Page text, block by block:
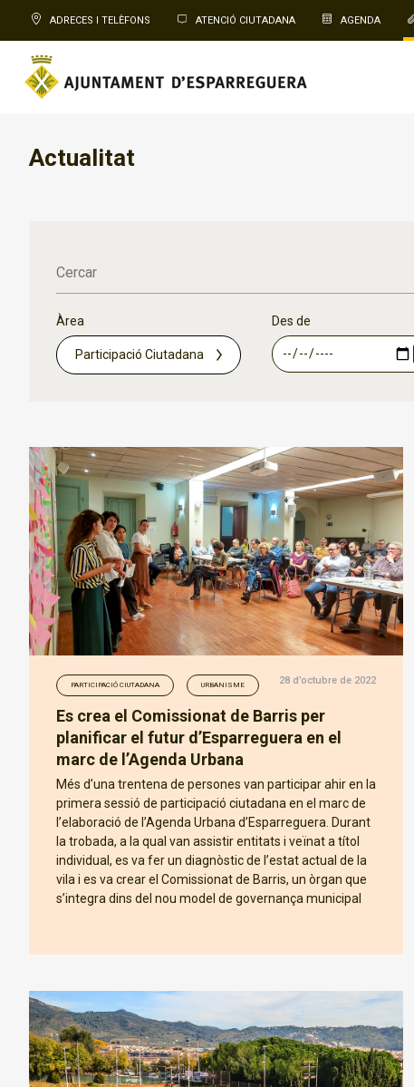
ADRECES I TELÈFONS ATENCIÓ CIUTADANA AGENDA
Actualitat
Cercar
Àrea Des de
PARTICIPACIÓ CIUTADANA URBANISME 28 d’octubre de 2022
Es crea el Comissionat de Barris per
planificar el futur d’Esparreguera en el
marc de l’Agenda Urbana
Més d’una trentena de persones van participar ahir en la
primera sessió de participació ciutadana en el marc de
l’elaboració de l’Agenda Urbana d’Esparreguera. Durant
la trobada, a la qual van assistir entitats i veïnat a títol
individual, es va fer un diagnòstic de l’estat actual de la
vila i es va crear el Comissionat de Barris, un òrgan que
s’integra dins del nou model de governança municipal